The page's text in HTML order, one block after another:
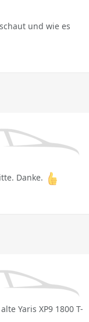
und wie es
Danke.
Yaris XP9 1800 T-